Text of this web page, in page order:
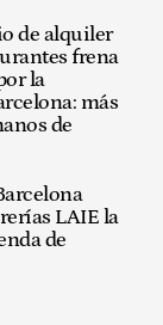
de alquiler
frena
la
más
de
LAIE la
de